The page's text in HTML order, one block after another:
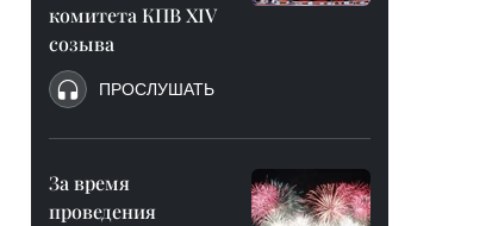
комитета КПВ XIV
созыва
ПРОСЛУШАТЬ
За время
проведения